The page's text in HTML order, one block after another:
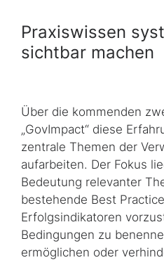
Praxiswissen
sichtbar machen
Über die kommenden
„GovImpact“ diese
zentrale Themen der
aufarbeiten. Der Fokus
Bedeutung relevanter
bestehende Best
Erfolgsindikatoren
Bedingungen zu
ermöglichen oder